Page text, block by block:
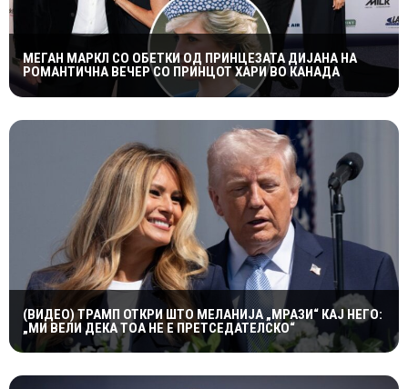
МЕГАН МАРКЛ СО ОБЕТКИ ОД ПРИНЦЕЗАТА ДИЈАНА НА
РОМАНТИЧНА ВЕЧЕР СО ПРИНЦОТ ХАРИ ВО КАНАДА
(ВИДЕО) ТРАМП ОТКРИ ШТО МЕЛАНИЈА „МРАЗИ“ КАЈ НЕГО:
„МИ ВЕЛИ ДЕКА ТОА НЕ Е ПРЕТСЕДАТЕЛСКО“